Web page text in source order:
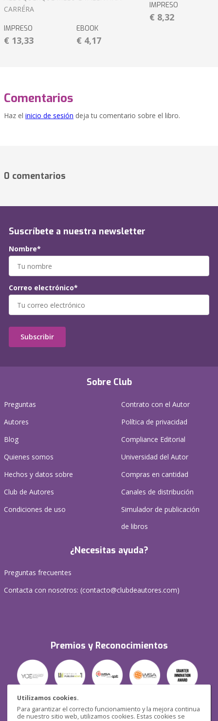
Utilizamos cookies.
Para garantizar el correcto funcionamiento y la mejora continua
de nuestro sitio web, utilizamos cookies. Estas cookies se
CARRÉRA
IMPRESO
€ 13,33
EBOOK
€ 4,17
IMPRESO
€ 8,32
Comentarios
Haz el inicio de sesión deja tu comentario sobre el libro.
0 comentarios
Sobre Club
Preguntas
Autores
Blog
Quienes somos
Hechos y datos sobre
Club de Autores
Condiciones de uso
Contrato con el Autor
Política de privacidad
Compliance Editorial
Universidad del Autor
Compras en cantidad
Canales de distribución
Simulador de publicación
de libros
¿Necesitas ayuda?
Preguntas frecuentes
Contacta con nosotros: (contacto@clubdeautores.com)
Premios y Reconocimientos
Seguridad
Suscríbete a nuestra newsletter
Nombre*
Correo electrónico*
Subscribir